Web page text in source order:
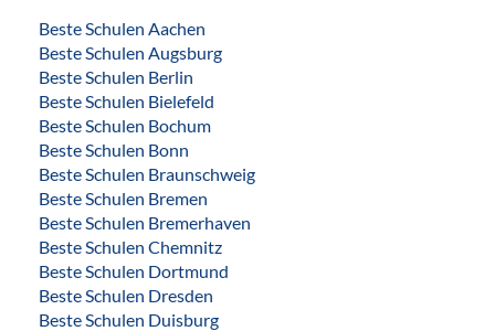
Beste Schulen Aachen
Beste Schulen Augsburg
Beste Schulen Berlin
Beste Schulen Bielefeld
Beste Schulen Bochum
Beste Schulen Bonn
Beste Schulen Braunschweig
Beste Schulen Bremen
Beste Schulen Bremerhaven
Beste Schulen Chemnitz
Beste Schulen Dortmund
Beste Schulen Dresden
Beste Schulen Duisburg